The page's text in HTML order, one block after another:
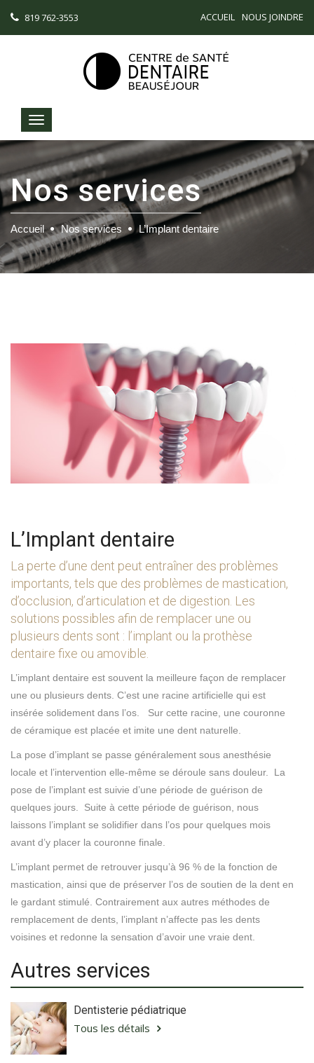
ACCUEIL NOUS JOINDRE
819 762-3553
Nos services
Accueil Nos services L’Implant dentaire
L’Implant dentaire
La perte d’une dent peut entraîner des problèmes
importants, tels que des problèmes de mastication,
d’occlusion, d’articulation et de digestion. Les
solutions possibles afin de remplacer une ou
plusieurs dents sont : l’implant ou la prothèse
dentaire fixe ou amovible.
L’implant dentaire est souvent la meilleure façon de remplacer
une ou plusieurs dents. C’est une racine artificielle qui est
insérée solidement dans l’os. Sur cette racine, une couronne
de céramique est placée et imite une dent naturelle.
La pose d’implant se passe généralement sous anesthésie
locale et l’intervention elle-même se déroule sans douleur. La
pose de l’implant est suivie d’une période de guérison de
quelques jours. Suite à cette période de guérison, nous
laissons l’implant se solidifier dans l’os pour quelques mois
avant d’y placer la couronne finale.
L’implant permet de retrouver jusqu’à 96 % de la fonction de
mastication, ainsi que de préserver l’os de soutien de la dent en
le gardant stimulé. Contrairement aux autres méthodes de
remplacement de dents, l’implant n’affecte pas les dents
voisines et redonne la sensation d’avoir une vraie dent.
Autres services
Dentisterie pédiatrique
Tous les détails